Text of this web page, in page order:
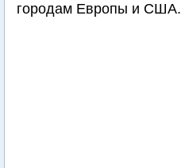
городам Европы и США.